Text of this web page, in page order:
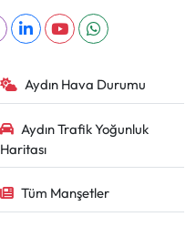
Aydın Hava Durumu
Aydın Trafik Yoğunluk
Haritası
Tüm Manşetler